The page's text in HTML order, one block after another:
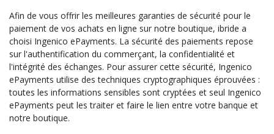
Afin de vous offrir les meilleures garanties de sécurité pour le
paiement de vos achats en ligne sur notre boutique, ibride a
choisi Ingenico ePayments. La sécurité des paiements repose
sur l'authentification du commerçant, la confidentialité et
l'intégrité des échanges. Pour assurer cette sécurité, Ingenico
ePayments utilise des techniques cryptographiques éprouvées :
toutes les informations sensibles sont cryptées et seul Ingenico
ePayments peut les traiter et faire le lien entre votre banque et
notre boutique.